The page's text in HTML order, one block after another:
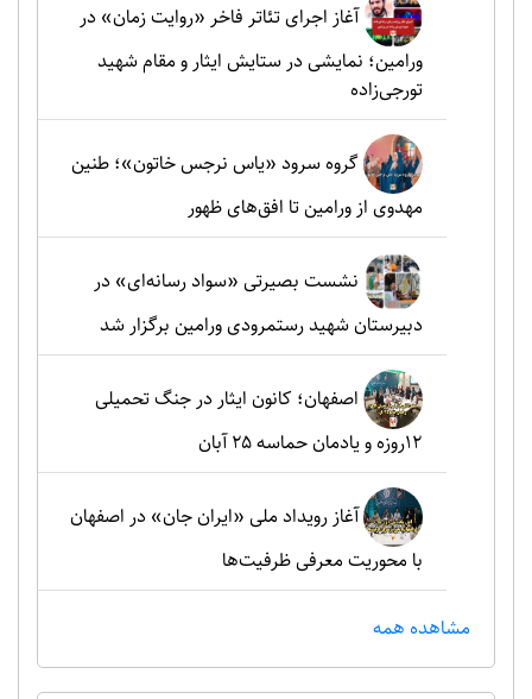
آغاز اجرای تئاتر فاخر «روایت زمان» در
ورامین؛ نمایشی در ستایش ایثار و مقام شهید
تورجی‌زاده
گروه سرود «یاس نرجس خاتون»؛ طنین
مهدوی از ورامین تا افق‌های ظهور
نشست بصیرتی «سواد رسانه‌ای» در
دبیرستان شهید رستمرودی ورامین برگزار شد
اصفهان؛ کانون ایثار در جنگ تحمیلی
۱۲روزه و یادمان حماسه ۲۵ آبان
آغاز رویداد ملی «ایران جان» در اصفهان
با محوریت معرفی ظرفیت‌ها
مشاهده همه